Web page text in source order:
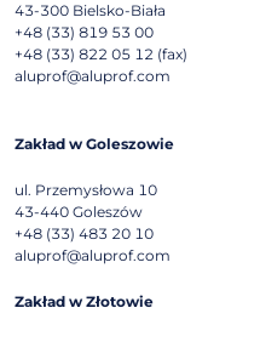
43-300 Bielsko-Biała
+48 (33) 819 53 00
+48 (33) 822 05 12 (fax)
aluprof@aluprof.com
Zakład w Goleszowie
ul. Przemysłowa 10
43-440 Goleszów
+48 (33) 483 20 10
aluprof@aluprof.com
Zakład w Złotowie